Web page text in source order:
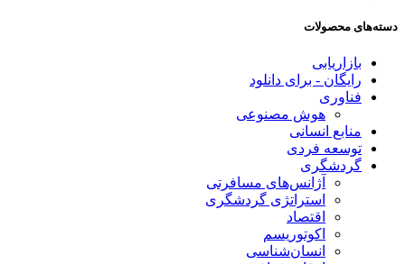
دسته‌های محصولات
بازاریابی
رایگان - برای دانلود
فناوری
هوش مصنوعی
منابع انسانی
توسعه فردی
گردشگری
آژانس‌های مسافرتی
استراتژی گردشگری
اقتصاد
اکوتوریسم
انسان‌شناسی